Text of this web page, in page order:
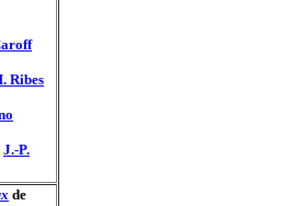
Ribes
J.-P.
de